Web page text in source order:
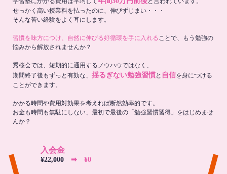
せっかく高い授業料を払ったのに、伸びずじまい・・・
そんな苦い経験をよく耳にします。
習慣を味方につけ、自然に伸びる好循環を手に入れることで、もう勉強の
悩みから解放されませんか？
秀桜会では、短期的に通用するノウハウではなく、
期間終了後もずっと有効な、 揺るぎない勉強習慣と 自信を身につける
ことができます。
かかる時間や費用対効果を考えれば断然効率的です。
お金も時間も無駄にしない、最初で最後の「勉強習慣習得」をはじめませ
んか？
入会金
¥22,000 ➡︎ ¥0